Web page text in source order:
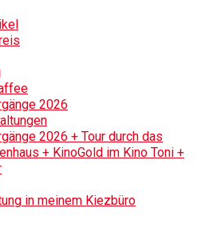
2026
2026 + Tour durch das
+ KinoGold im Kino Toni +
in meinem Kiezbüro